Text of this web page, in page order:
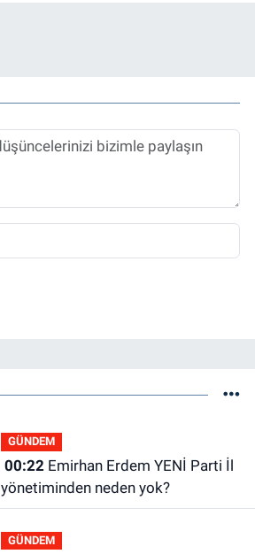
GÜNDEM
00:22Emirhan Erdem YENİ Parti İl
yönetiminden neden yok?
GÜNDEM